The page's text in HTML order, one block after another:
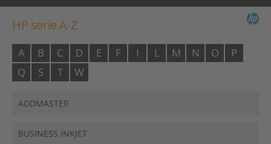
HP serie A-Z
A B C D E F I L M N O
P
Q
S T W
ADDMASTER
BUSINESS INKJET